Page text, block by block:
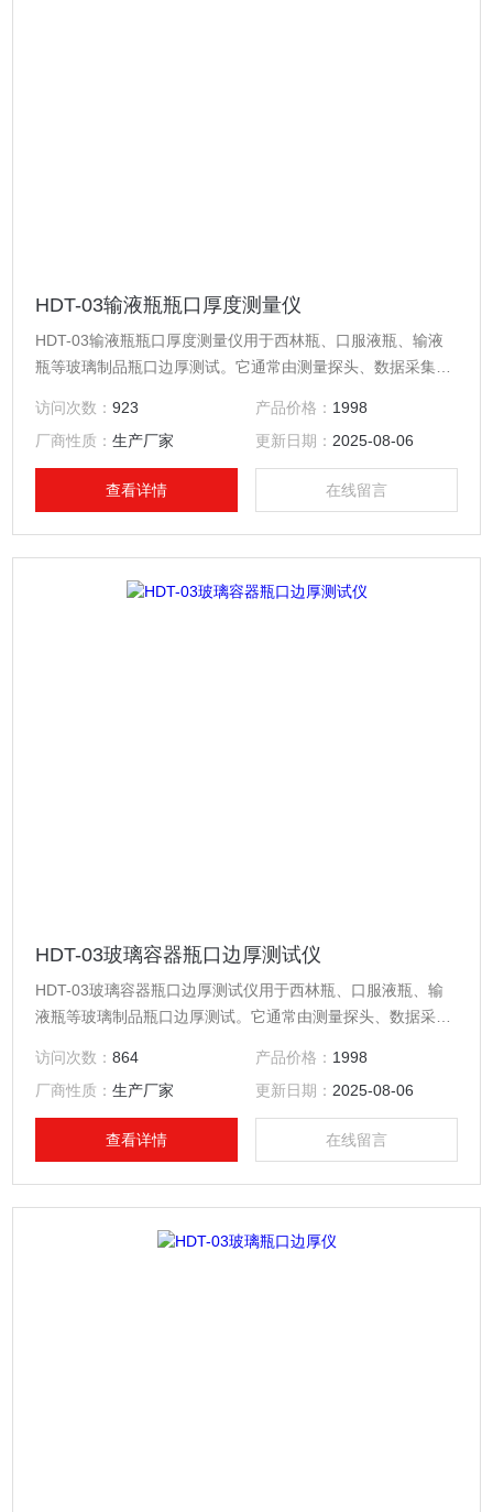
HDT-03输液瓶瓶口厚度测量仪
HDT-03输液瓶瓶口厚度测量仪用于西林瓶、口服液瓶、输液
瓶等玻璃制品瓶口边厚测试。它通常由测量探头、数据采集系
并将数据反馈给操作人员或控制系统。该仪器广泛应用于玻璃
瓶、塑料瓶等容器的生产线质量检测环节，是保障产品质量的
重要工具。
访问次数：923 产品价格： 1998
厂商性质：生产厂家 更新日期： 2025-08-06
查看详情 在线留言
HDT-03玻璃容器瓶口边厚测试仪
HDT-03玻璃容器瓶口边厚测试仪用于西林瓶、口服液瓶、输
液瓶等玻璃制品瓶口边厚测试。它通常由测量探头、数据采集
值，并将数据反馈给操作人员或控制系统。该仪器广泛应用于
玻璃瓶、塑料瓶等容器的生产线质量检测环节，是保障产品质
量的重要工具。
访问次数：864 产品价格： 1998
厂商性质：生产厂家 更新日期： 2025-08-06
查看详情 在线留言